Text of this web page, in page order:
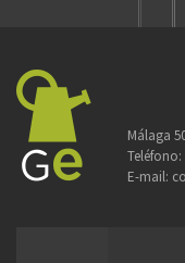
Málaga
Teléfono:
E-mail: